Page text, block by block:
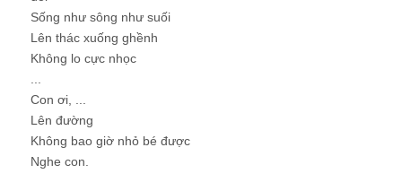
Sống như sông như suối
Lên thác xuống ghềnh
Không lo cực nhọc
Con ơi, ...
Lên đường
Không bao giờ nhỏ bé được
Nghe con.